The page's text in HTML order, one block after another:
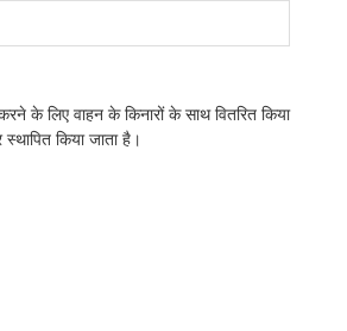
के लिए वाहन के किनारों के साथ वितरित किया
किया जाता है।